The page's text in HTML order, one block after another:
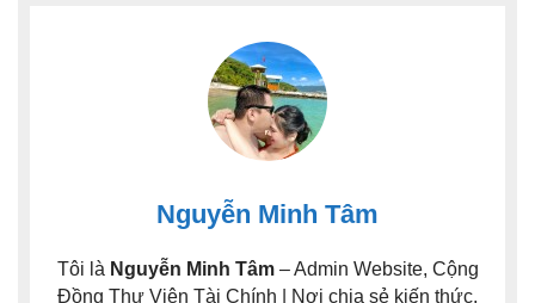
Nguyễn Minh Tâm
Tôi là Nguyễn Minh Tâm– Admin Website, Cộng
Đồng Thư Viện Tài Chính | Nơi chia sẻ kiến thức,